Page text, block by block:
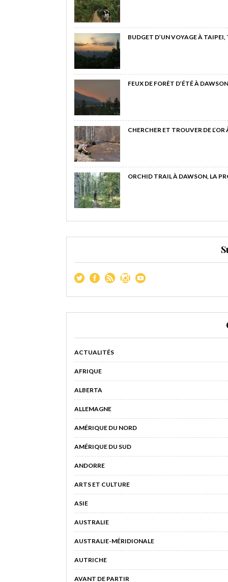
BUDGET D’UN VOYAGE À
FEUX DE FORÊT D’ÉTÉ À
CHERCHER ET TROUVER DE
ORCHID TRAIL À DAWSON, LA
ACTUALITÉS
AFRIQUE
ALBERTA
ALLEMAGNE
AMÉRIQUE DU NORD
AMÉRIQUE DU SUD
ANDORRE
ARTS ET CULTURE
ASIE
AUSTRALIE
AUSTRALIE-MÉRIDIONALE
AUTRICHE
AVANT DE PARTIR